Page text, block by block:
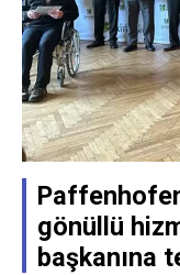
gönüllü
başkanına